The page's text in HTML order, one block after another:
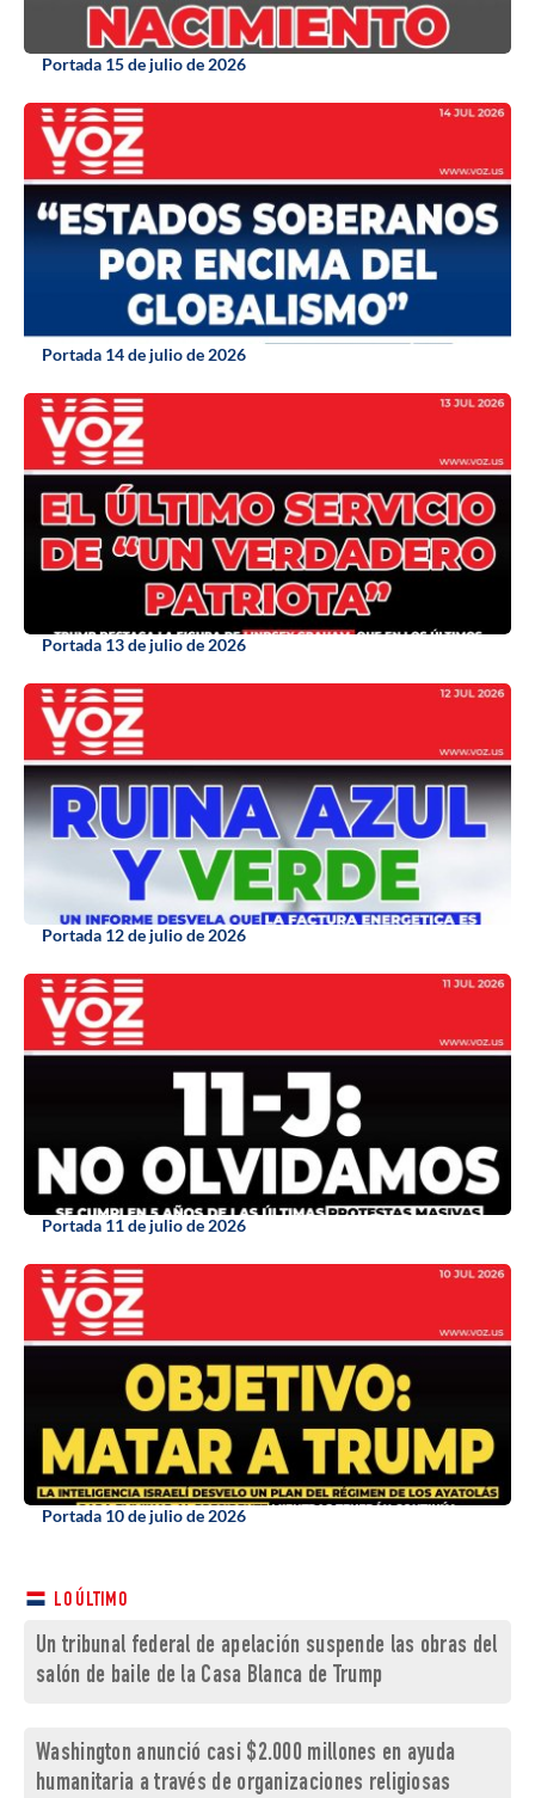
Portada 15 de julio de 2026
Portada 14 de julio de 2026
Portada 13 de julio de 2026
Portada 12 de julio de 2026
Portada 11 de julio de 2026
Portada 10 de julio de 2026
LO ÚLTIMO
Un tribunal federal de apelación suspende las obras del
salón de baile de la Casa Blanca de Trump
Washington anunció casi $2.000 millones en ayuda
humanitaria a través de organizaciones religiosas